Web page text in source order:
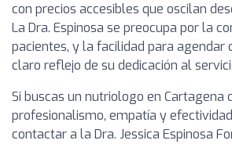
con precios accesibles que oscilan
La Dra. Espinosa se preocupa por la
pacientes, y la facilidad para agendar
claro reflejo de su dedicación al
Si buscas un nutriologo en Cartagena
profesionalismo, empatía y
contactar a la Dra. Jessica Espinosa